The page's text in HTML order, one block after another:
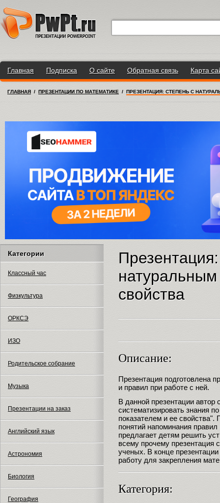
Главная Подписка О сайте Обратная связь Карта
ГЛАВНАЯ / ПРЕЗЕНТАЦИИ ПО МАТЕМАТИКЕ / ПРЕЗЕНТАЦИЯ: СТЕПЕНЬ С
Категории
Классный час
Физкультура
ОРКСЭ
ИЗО
Родительское собрание
Музыка
Презентации на заказ
Английский язык
Астрономия
Биология
География
свойства
Описание:
Презентация подготовлена
и правил при работе с ней.
В данной презентации автор
систематизировать знания
показателем и ее свойства".
понятий напоминания
предлагает детям решить
всему прочему презентация
ученых. В конце
работу для закрепления
Категория: